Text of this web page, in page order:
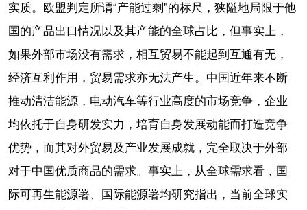
实质。欧盟判定所谓“产能过剩”的标尺，狭隘地局限于他
国的产品出口情况以及其产能的全球占比，但事实上，
如果外部市场没有需求，相互贸易不能起到互通有无，
经济互利作用，贸易需求亦无法产生。中国近年来不断
推动清洁能源，电动汽车等行业高度的市场竞争，企业
均依托于自身研发实力，培育自身发展动能而打造竞争
优势，而其对外贸易及产业发展成就，完全取决于外部
对于中国优质商品的需求。事实上，从全球需求看，国
际可再生能源署、国际能源署均研究指出，当前全球实